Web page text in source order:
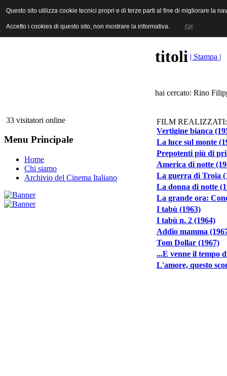
ANICA | Associazione Nazionale Industrie Cinematografiche
33 visitatori online
Menu Principale
Home
Chi siamo
Archivio del Cinema Italiano
titoli | Stampa |
hai cercato: Rino
FILM REALIZZATI:
Vertigine bianca
La luce sul monte
Prepotenti più di
America di notte
La guerra di Troia
La donna di notte
La grande ora:
I tabù (1963)
I tabù n. 2 (1964)
Addio mamma
Tom Dollar (1967)
...E venne il tempo
L'amore, questo
Questo sito utilizza cookie tecnici propri e di terze parti al fine di migliorare la
Accetto i cookies di questo sito, non mostrare la informativa. OK
Questo sito utilizza cookie tecnici propri e di terze parti al fine di migliorare la
Accetto i cookies di questo sito, non mostrare la informativa. OK